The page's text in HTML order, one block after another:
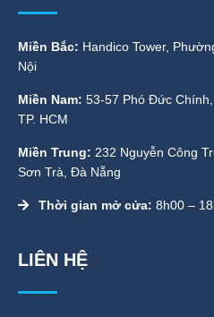
Miền Bắc: Handico Tower,
Nội
Miền Nam: 53-57 Phó Đức
TP. HCM
Miền Trung: 232 Nguyễn Công
Sơn Trà, Đà Nẵng
Thời gian mở cửa: 8h00 –
LIÊN HỆ